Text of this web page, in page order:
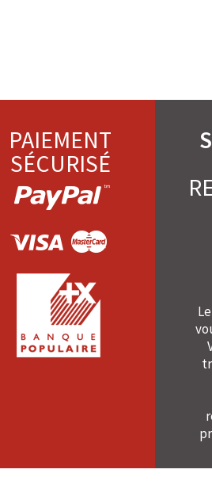
PAIEMENT
SÉCURISÉ